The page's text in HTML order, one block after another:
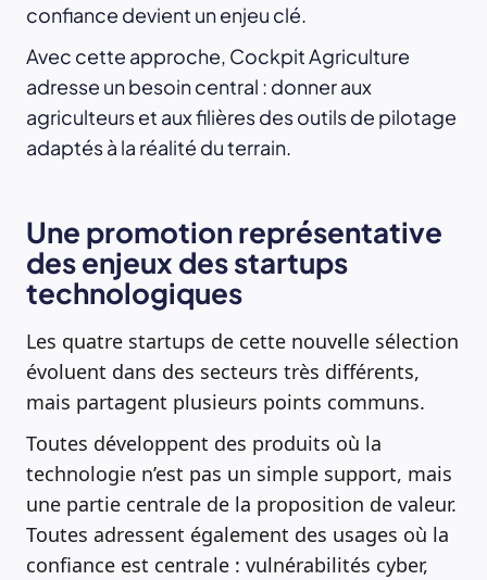
confiance devient un enjeu clé.
Avec cette approche, Cockpit Agriculture
adresse un besoin central : donner aux
agriculteurs et aux filières des outils de pilotage
adaptés à la réalité du terrain.
Une promotion représentative
des enjeux des startups
technologiques
Les quatre startups de cette nouvelle sélection
évoluent dans des secteurs très différents,
mais partagent plusieurs points communs.
Toutes développent des produits où la
technologie n’est pas un simple support, mais
une partie centrale de la proposition de valeur.
Toutes adressent également des usages où la
confiance est centrale : vulnérabilités cyber,